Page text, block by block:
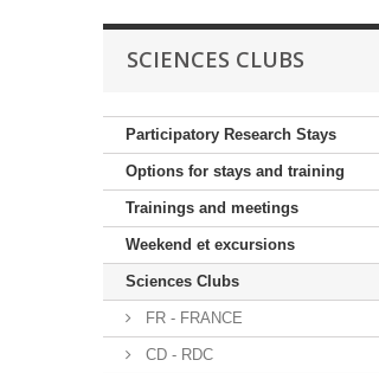
SCIENCES CLUBS
Participatory Research Stays
Options for stays and training
Trainings and meetings
Weekend et excursions
Sciences Clubs
FR - FRANCE
CD - RDC